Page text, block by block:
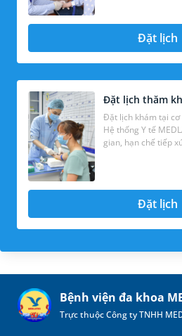
Đặt lịch
Đặt lịch thăm
Đặt lịch khám tại
Hệ thống Y tế
Đặt lịch
Bệnh viện đa khoa
Trực thuộc Công ty TNHH